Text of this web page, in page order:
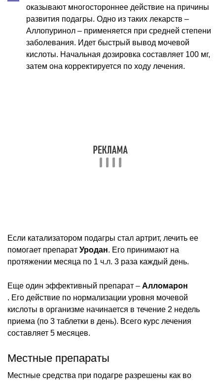
оказывают многостороннее действие на причины
развития подагры. Одно из таких лекарств –
Аллопуринол – применяется при средней степени
заболевания. Идет быстрый вывод мочевой
кислоты. Начальная дозировка составляет 100 мг,
затем она корректируется по ходу лечения.
Если катализатором подагры стал артрит, лечить ее
помогает препарат Уродан. Его принимают на
протяжении месяца по 1 ч.л. 3 раза каждый день.
Еще один эффективный препарат – Алломарон
. Его действие по нормализации уровня мочевой
кислоты в организме начинается в течение 2 недель
приема (по 3 таблетки в день). Всего курс лечения
составляет 5 месяцев.
Местные препараты
Местные средства при подагре разрешены как во